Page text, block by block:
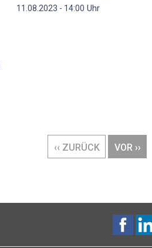
11.08.2023 - 14:00 Uhr
VORHERIGE
SEITE
‹‹ ZURÜCK
NÄCHSTE
SEITE
VOR ››